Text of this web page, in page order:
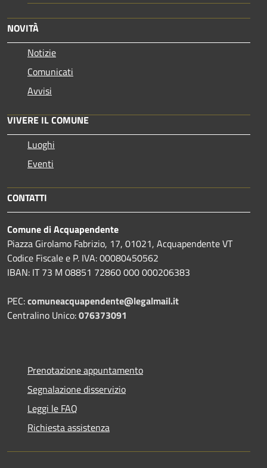
NOVITÀ
Notizie
Comunicati
Avvisi
VIVERE IL COMUNE
Luoghi
Eventi
CONTATTI
Comune di Acquapendente
Piazza Girolamo Fabrizio, 17, 01021, Acquapendente VT
Codice Fiscale e P. IVA: 00080450562
IBAN: IT 73 M 08851 72860 000 000206383
PEC:comuneacquapendente@legalmail.it
Centralino Unico:076373091
Prenotazione appuntamento
Segnalazione disservizio
Leggi le FAQ
Richiesta assistenza